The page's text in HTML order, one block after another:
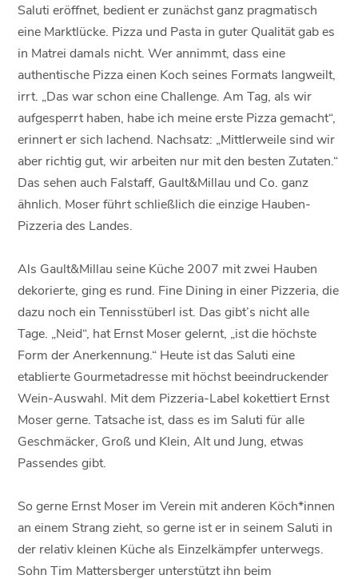
Saluti eröffnet, bedient er zunächst ganz pragmatisch
eine Marktlücke. Pizza und Pasta in guter Qualität gab es
in Matrei damals nicht. Wer annimmt, dass eine
authentische Pizza einen Koch seines Formats langweilt,
irrt. „Das war schon eine Challenge. Am Tag, als wir
aufgesperrt haben, habe ich meine erste Pizza gemacht“,
erinnert er sich lachend. Nachsatz: „Mittlerweile sind wir
aber richtig gut, wir arbeiten nur mit den besten Zutaten.“
Das sehen auch Falstaff, Gault&Millau und Co. ganz
ähnlich. Moser führt schließlich die einzige Hauben-
Pizzeria des Landes.
Als Gault&Millau seine Küche 2007 mit zwei Hauben
dekorierte, ging es rund. Fine Dining in einer Pizzeria, die
dazu noch ein Tennisstüberl ist. Das gibt’s nicht alle
Tage. „Neid“, hat Ernst Moser gelernt, „ist die höchste
Form der Anerkennung.“ Heute ist das Saluti eine
etablierte Gourmetadresse mit höchst beeindruckender
Wein-Auswahl. Mit dem Pizzeria-Label kokettiert Ernst
Moser gerne. Tatsache ist, dass es im Saluti für alle
Geschmäcker, Groß und Klein, Alt und Jung, etwas
Passendes gibt.
So gerne Ernst Moser im Verein mit anderen Köch*innen
an einem Strang zieht, so gerne ist er in seinem Saluti in
der relativ kleinen Küche als Einzelkämpfer unterwegs.
Sohn Tim Mattersberger unterstützt ihn beim